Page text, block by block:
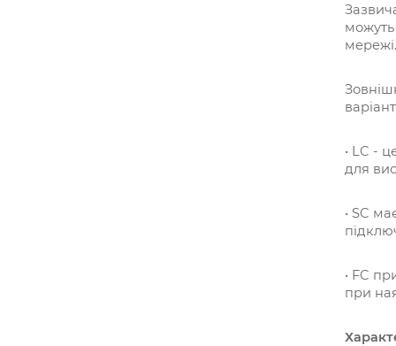
мережі.
• LC -
для
• SC
• FC
при